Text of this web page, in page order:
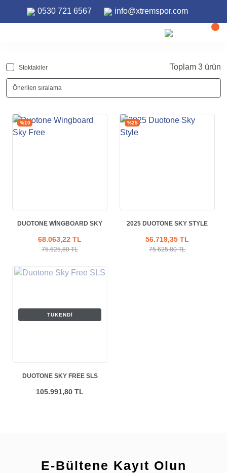
0530 721 6567 info@xtremspor.com
WING FOIL BOARDLAR
Stoktakiler Toplam 3 ürün
%10
DUOTONE WINGBOARD SKY
68.063,22 TL
75.625,80 TL
%25
2025 DUOTONE SKY STYLE
56.719,35 TL
75.625,80 TL
TÜKENDI
DUOTONE SKY FREE SLS
105.991,80 TL
E-Bültene Kayıt Olun